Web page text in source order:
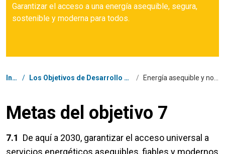
Garantizar el acceso a una energía asequible, segura,
sostenible y moderna para todos.
Coordenadas dentro de la ruta de navegación
Inicio / Los Objetivos de Desarrollo Sostenible en Chile /
Metas del objetivo 7
7.1 De aquí a 2030, garantizar el acceso universal a
servicios energéticos asequibles, fiables y modernos